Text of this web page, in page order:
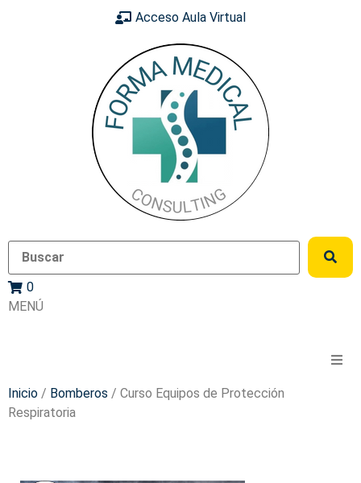
Acceso Aula Virtual
0
MENÚ
Inicio / Bomberos / Curso Equipos de Protección
Respiratoria